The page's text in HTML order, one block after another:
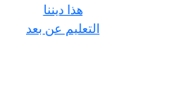
هذا ديننا
التعليم عن بعد